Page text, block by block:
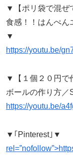
▼【ポリ袋で混ぜ
食感！！はんぺん
▼
https://youtu.be/
▼【１個２０円で
ボールの作り方
https://youtu.be/
▼｢Pinterest｣▼